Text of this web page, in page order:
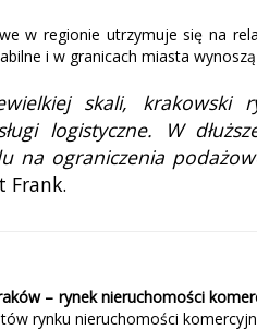
w regionie utrzymuje się na
i w granicach miasta
skali, krakowski
logistyczne. W
na ograniczenia
Frank.
– rynek nieruchomości
rynku nieruchomości